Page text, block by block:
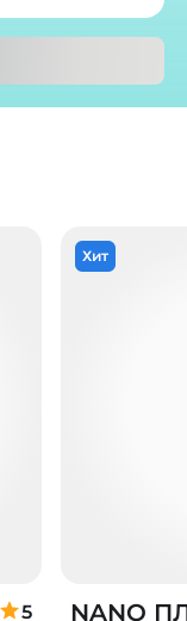
5
Хит
NANO